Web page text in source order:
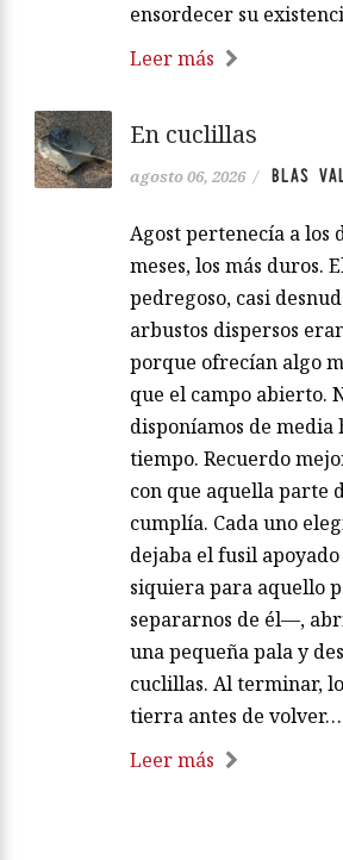
ensordecer su
Leer más
En cuclillas
agosto 06, 2026 / BLAS
Agost pertenecía a los
meses, los más duros.
pedregoso, casi
arbustos dispersos
porque ofrecían algo
que el campo abierto.
disponíamos de media
tiempo. Recuerdo
con que aquella parte
cumplía. Cada uno
dejaba el fusil
siquiera para aquello
separarnos de él—,
una pequeña pala y
cuclillas. Al terminar,
tierra antes de volver…
Leer más